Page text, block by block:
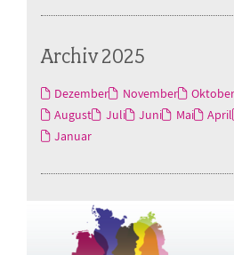
Archiv 2025
Dezember November
August
Juli Juni Mai April
Januar